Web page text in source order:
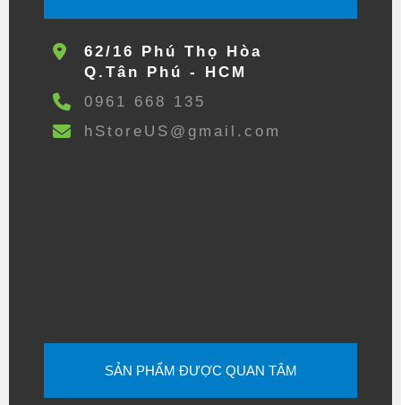
62/16 Phú Thọ Hòa
Q.Tân Phú - HCM
0961 668 135
hStoreUS@gmail.com
SẢN PHẨM ĐƯỢC QUAN TÂM